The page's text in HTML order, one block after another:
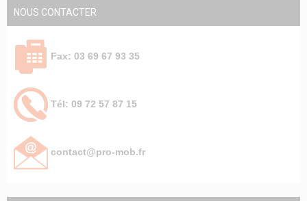
NOUS CONTACTER
Fax: 03 69 67 93 35
Tél: 09 72 57 87 15
contact@pro-mob.fr